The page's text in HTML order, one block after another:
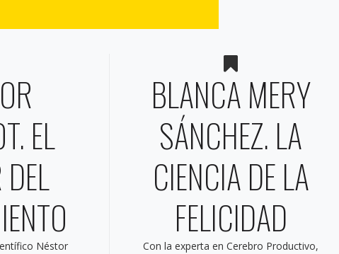
EL
Néstor
BLANCA MERY
SÁNCHEZ. LA
CIENCIA DE LA
FELICIDAD
Con la experta en Cerebro Productivo,